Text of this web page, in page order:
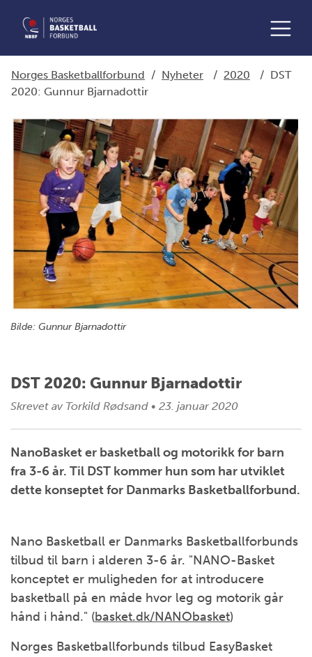
Norges Basketballforbund / Nyheter / 2020 / DST
2020: Gunnur Bjarnadottir
Bilde: Gunnur Bjarnadottir
DST 2020: Gunnur Bjarnadottir
Skrevet av Torkild Rødsand • 23. januar 2020
NanoBasket er basketball og motorikk for barn
fra 3-6 år. Til DST kommer hun som har utviklet
dette konseptet for Danmarks Basketballforbund.
Nano Basketball er Danmarks Basketballforbunds
tilbud til barn i alderen 3-6 år. "NANO-Basket
konceptet er muligheden for at introducere
basketball på en måde hvor leg og motorik går
hånd i hånd." (basket.dk/NANObasket)
Norges Basketballforbunds tilbud EasyBasket